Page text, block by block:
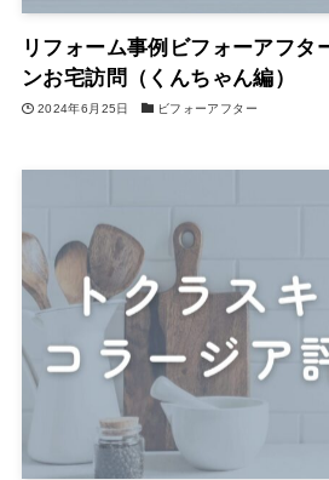
リフォーム事例ビフォーアフタ
ンお宅訪問（くんちゃん編）
2024年6月25日 ビフォーアフター